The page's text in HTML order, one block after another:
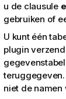
u de clausule
gebruiken of
U kunt één
plugin
niet de namen